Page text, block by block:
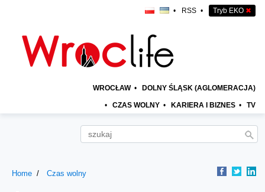
• RSS • Tryb EKO ✖
WROCŁAW • DOLNY ŚLĄSK (AGLOMERACJA)
• CZAS WOLNY • KARIERA I BIZNES • TV
Home Czas wolny